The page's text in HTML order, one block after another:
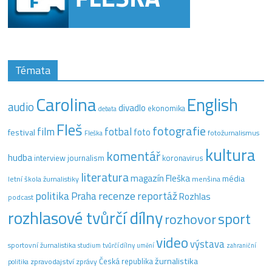
Témata
audio Carolina debata divadlo ekonomika English
festival film Fleš Fleška fotbal foto fotografie fotožurnalismus
hudba interview journalism komentář koronavirus kultura
letní škola žurnalistiky literaturamagazín Fleška menšinamédia
podcast politikaPraharecenzereportážRozhlas
rozhlasové tvůrčí dílnyrozhovorsport
sportovní žurnalistika studium tvůrčí dílny uměnívideovýstava zahraniční
politika zpravodajstvízprávyČeská republikažurnalistika